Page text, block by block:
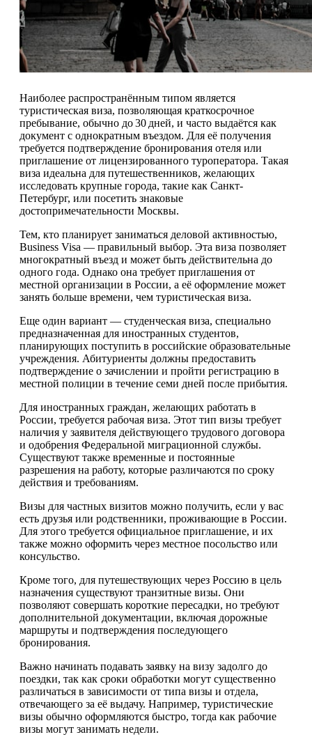
Наиболее распространённым типом является
туристическая виза, позволяющая краткосрочное
пребывание, обычно до 30 дней, и часто выдаётся как
документ с однократным въездом. Для её получения
требуется подтверждение бронирования отеля или
приглашение от лицензированного туроператора. Такая
виза идеальна для путешественников, желающих
исследовать крупные города, такие как Санкт-
Петербург, или посетить знаковые
достопримечательности Москвы.
Тем, кто планирует заниматься деловой активностью,
Business Visa — правильный выбор. Эта виза позволяет
многократный въезд и может быть действительна до
одного года. Однако она требует приглашения от
местной организации в России, а её оформление может
занять больше времени, чем туристическая виза.
Еще один вариант — студенческая виза, специально
предназначенная для иностранных студентов,
планирующих поступить в российские образовательные
учреждения. Абитуриенты должны предоставить
подтверждение о зачислении и пройти регистрацию в
местной полиции в течение семи дней после прибытия.
Для иностранных граждан, желающих работать в
России, требуется рабочая виза. Этот тип визы требует
наличия у заявителя действующего трудового договора
и одобрения Федеральной миграционной службы.
Существуют также временные и постоянные
разрешения на работу, которые различаются по сроку
действия и требованиям.
Визы для частных визитов можно получить, если у вас
есть друзья или родственники, проживающие в России.
Для этого требуется официальное приглашение, и их
также можно оформить через местное посольство или
консульство.
Кроме того, для путешествующих через Россию в цель
назначения существуют транзитные визы. Они
позволяют совершать короткие пересадки, но требуют
дополнительной документации, включая дорожные
маршруты и подтверждения последующего
бронирования.
Важно начинать подавать заявку на визу задолго до
поездки, так как сроки обработки могут существенно
различаться в зависимости от типа визы и отдела,
отвечающего за её выдачу. Например, туристические
визы обычно оформляются быстро, тогда как рабочие
визы могут занимать недели.